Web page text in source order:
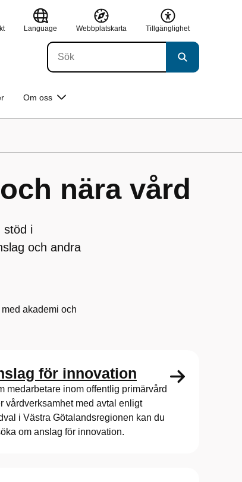
Language Webbplatskarta Tillgänglighet
Om oss
nära vård
stöd i
och andra
akademi och
för innovation
medarbetare inom offentlig primärvård
vårdverksamhet med avtal enligt
i Västra Götalandsregionen kan du
om anslag för innovation.